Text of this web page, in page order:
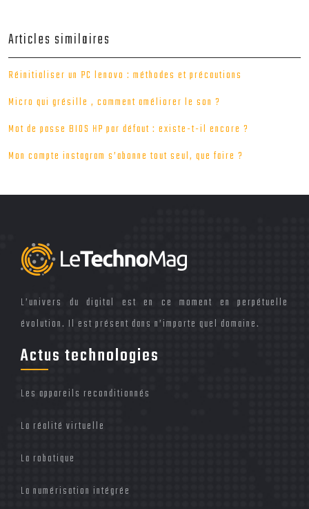
Articles similaires
Réinitialiser un PC lenovo : méthodes et précautions
Micro qui grésille , comment améliorer le son ?
Mot de passe BIOS HP par défaut : existe-t-il encore ?
Mon compte instagram s’abonne tout seul, que faire ?
L’univers du digital est en ce moment en perpétuelle
évolution. Il est présent dans n’importe quel domaine.
Actus technologies
Les appareils reconditionnés
La réalité virtuelle
La robotique
La numérisation intégrée